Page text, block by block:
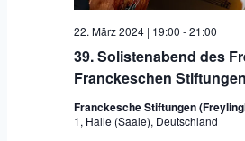
39. Solistenabend des
Franckeschen Stiftungen
22. März 2024 | 19:00 -21:00
Franckesche Stiftungen
1, Halle (Saale), Deutschland